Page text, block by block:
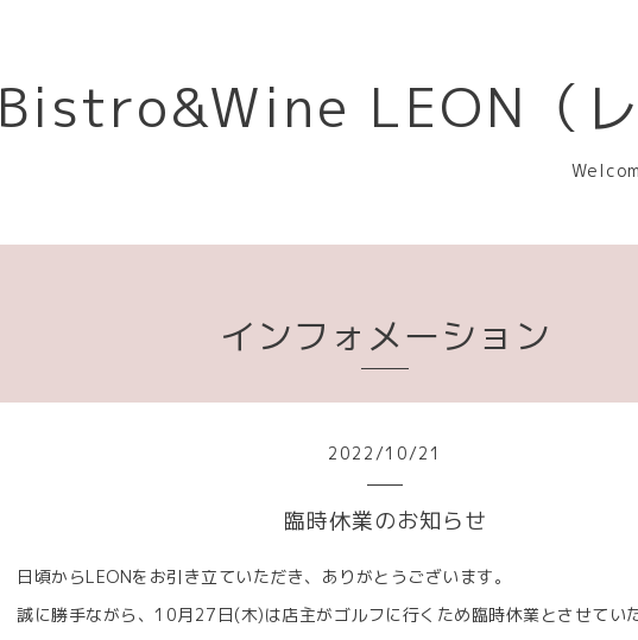
Bistro&Wine LEON（レ
インフォメーション
2022 /10/21
臨時休業のお知らせ
日頃からLEONをお引き立ていただき、ありがとうございます。
誠に勝手ながら、10月27日(木)は店主がゴルフに行くため臨時休業とさせてい